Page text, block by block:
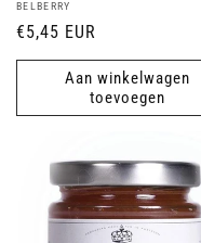
Verkoper:
BELBERRY
Normale
prijs
€5,45 EUR
Aan winkelwagen
toevoegen